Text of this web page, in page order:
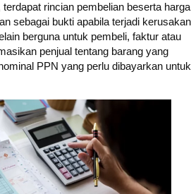
terdapat rincian pembelian beserta harga
sebagai bukti apabila terjadi kerusakan
berguna untuk pembeli, faktur atau
penjual tentang barang yang
PPN yang perlu dibayarkan untuk